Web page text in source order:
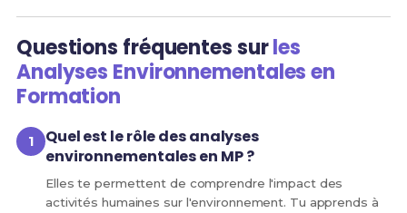
Questions fréquentes surles
Analyses Environnementales en
Formation
Quel est le rôle des analyses
environnementales en MP ?
Elles te permettent de comprendre l'impact des
activités humaines sur l'environnement. Tu apprends à